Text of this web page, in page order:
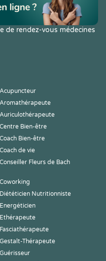
de rendez-vous médecines
Acupuncteur
Aromathérapeute
Auriculothérapeute
Centre Bien-être
Coach Bien-être
Coach de vie
Conseiller Fleurs de Bach
Coworking
Diététicien Nutritionniste
Energéticien
Ethérapeute
Fasciathérapeute
Gestalt-Thérapeute
Guérisseur